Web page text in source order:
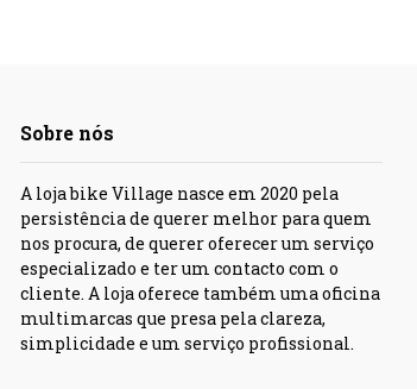
Sobre nós
A loja bike Village nasce em 2020 pela
persistência de querer melhor para quem
nos procura, de querer oferecer um serviço
especializado e ter um contacto com o
cliente. A loja oferece também uma oficina
multimarcas que presa pela clareza,
simplicidade e um serviço profissional.